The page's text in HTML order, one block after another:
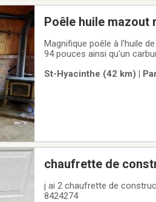
Poêle huile mazout
Magnifique poêle à l'huile
94 pouces ainsi qu'un
St-Hyacinthe (42 km) |
chaufrette de
j ai 2 chaufrette de
8424274